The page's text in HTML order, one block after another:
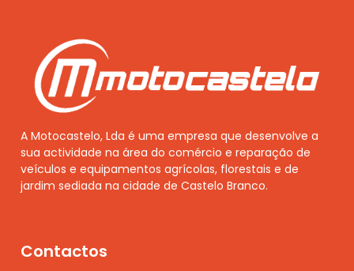
A Motocastelo, Lda é uma empresa que desenvolve a
sua actividade na área do comércio e reparação de
veículos e equipamentos agrícolas, florestais e de
jardim sediada na cidade de Castelo Branco.
Contactos